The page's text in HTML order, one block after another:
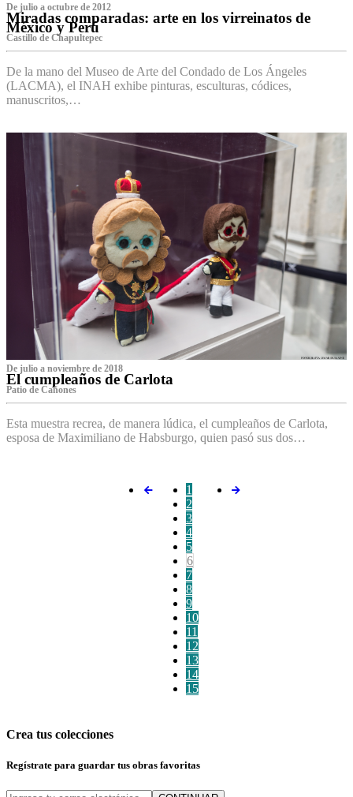
De julio a octubre de 2012
Miradas comparadas: arte en los virreinatos de
México y Perú
Castillo de Chapultepec
De la mano del Museo de Arte del Condado de Los Ángeles
(LACMA), el INAH exhibe pinturas, esculturas, códices,
manuscritos,…
De julio a noviembre de 2018
El cumpleaños de Carlota
Patio de Cañones
Esta muestra recrea, de manera lúdica, el cumpleaños de Carlota,
esposa de Maximiliano de Habsburgo, quien pasó sus dos…
1
2
3
4
5
6
7
8
9
10
11
12
13
14
15
Crea tus colecciones
Regístrate para guardar tus obras favoritas